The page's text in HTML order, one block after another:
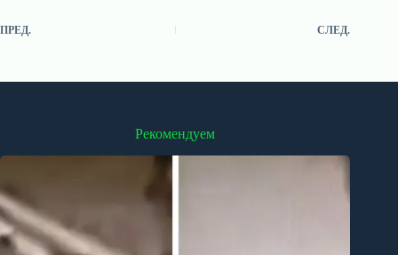
ПРЕД. СЛЕД.
Рекомендуем